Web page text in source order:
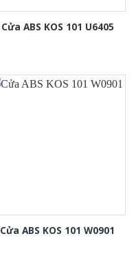
Cửa ABS KOS 101 U6405
Cửa ABS KOS 101 W0901